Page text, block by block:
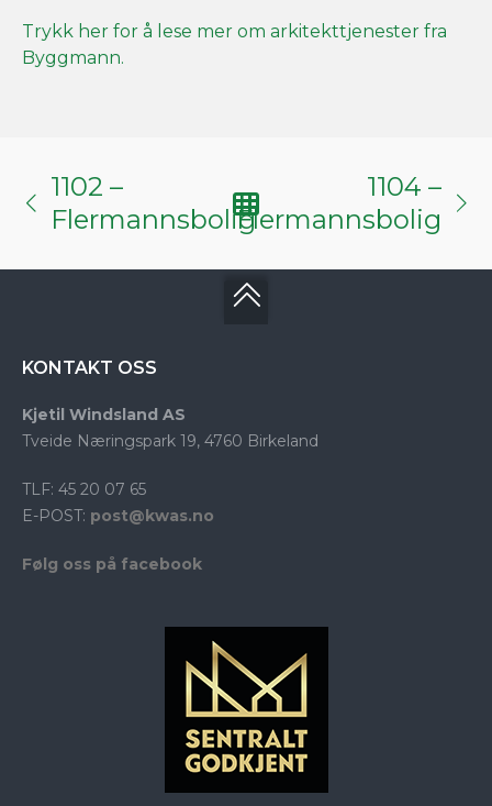
Trykk her for å lese mer om arkitekttjenester fra
Byggmann.
1102 –
Flermannsbolig
1104 –
Flermannsbolig
KONTAKT OSS
Kjetil Windsland AS
Tveide Næringspark 19, 4760 Birkeland
TLF: 45 20 07 65
E-POST: post@kwas.no
Følg oss på facebook